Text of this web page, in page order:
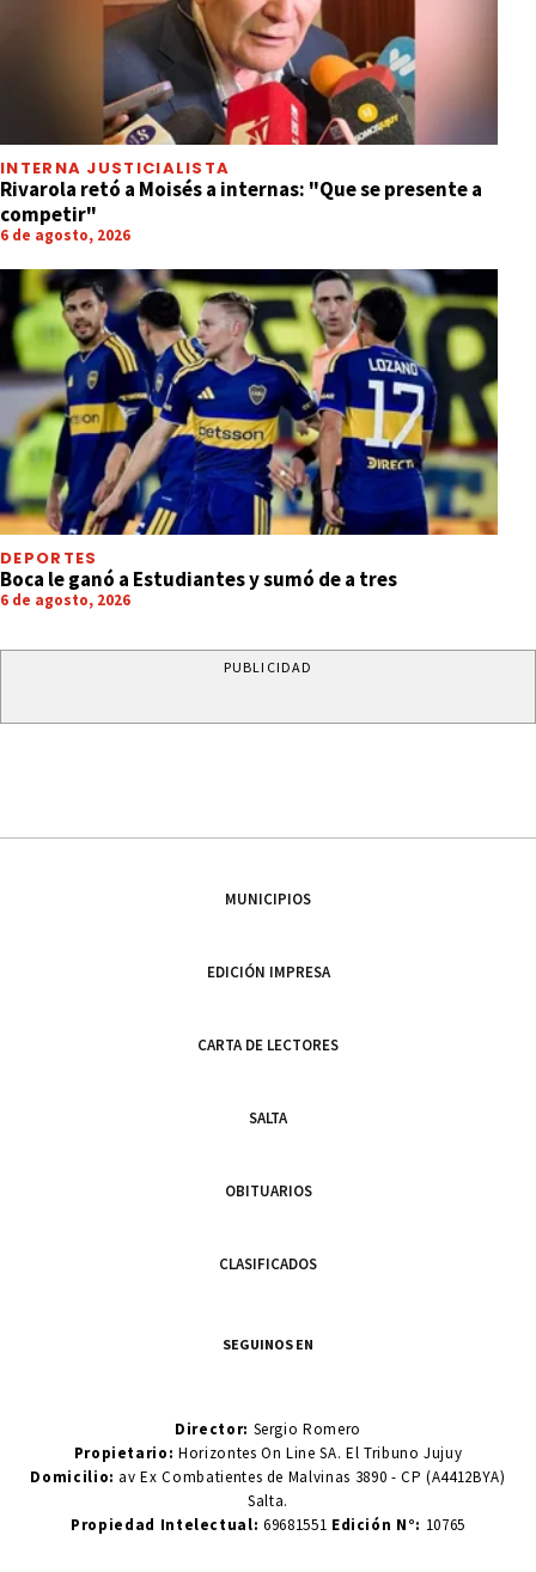
INTERNA JUSTICIALISTA
Rivarola retó a Moisés a internas: "Que se presente a
competir"
6 de agosto, 2026
DEPORTES
Boca le ganó a Estudiantes y sumó de a tres
6 de agosto, 2026
PUBLICIDAD
MUNICIPIOS
EDICIÓN IMPRESA
CARTA DE LECTORES
SALTA
OBITUARIOS
CLASIFICADOS
SEGUINOS EN
Director: Sergio Romero
Propietario:Horizontes On Line SA. El Tribuno Jujuy
Domicilio: av Ex Combatientes de Malvinas 3890 - CP (A4412BYA)
Salta.
Propiedad Intelectual: 69681551 Edición N°: 10765